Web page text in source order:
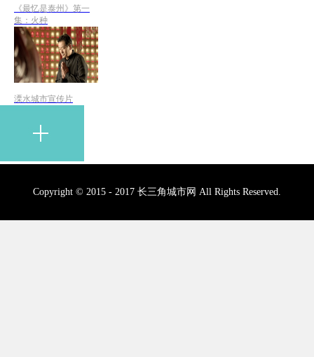
《最忆是泰州》第一
集：火种
溧水城市宣传片
Copyright © 2015 - 2017 长三角城市网 All Rights Reserved.